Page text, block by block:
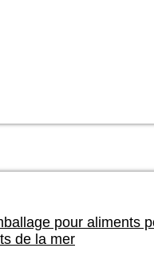
pour aliments
de la mer